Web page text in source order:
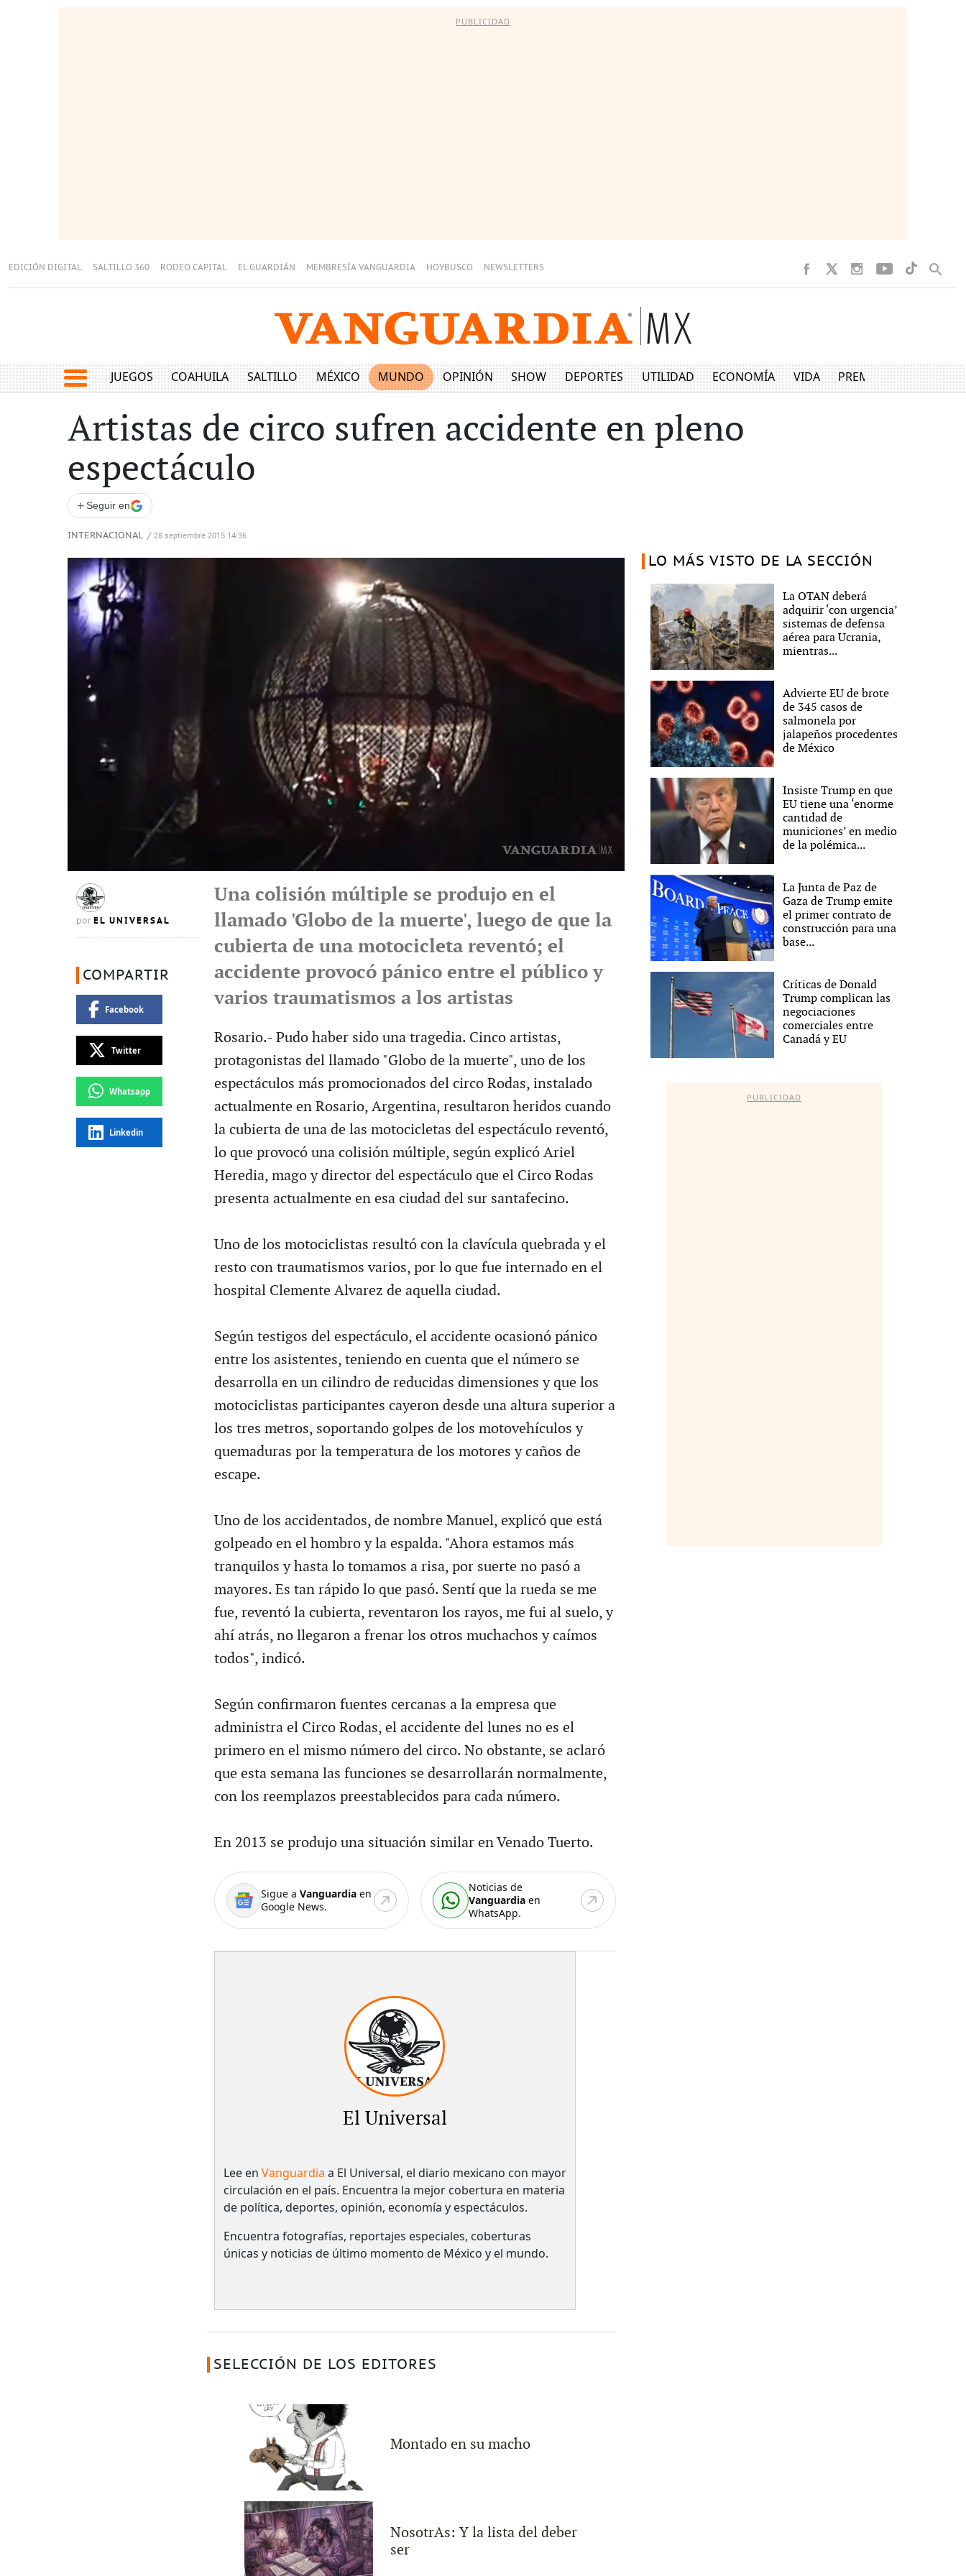
PUBLICIDAD
EDICIÓN DIGITAL SALTILLO 360 RODEO CAPITAL EL GUARDIÁN MEMBRESÍA VANGUARDIA HOYBUSCO NEWSLETTERS
JUEGOS COAHUILA SALTILLO MÉXICO MUNDO OPINIÓN SHOW DEPORTES UTILIDAD ECONOMÍA VIDA PREMIUM
Artistas de circo sufren accidente en pleno
espectáculo
+ Seguir en
INTERNACIONAL / 28 septiembre 2015 14:36
por EL UNIVERSAL
COMPARTIR
Facebook
Twitter
Whatsapp
Linkedin
Una colisión múltiple se produjo en el
llamado 'Globo de la muerte', luego de que la
cubierta de una motocicleta reventó; el
accidente provocó pánico entre el público y
varios traumatismos a los artistas
Rosario.- Pudo haber sido una tragedia. Cinco artistas,
protagonistas del llamado "Globo de la muerte", uno de los
espectáculos más promocionados del circo Rodas, instalado
actualmente en Rosario, Argentina, resultaron heridos cuando
la cubierta de una de las motocicletas del espectáculo reventó,
lo que provocó una colisión múltiple, según explicó Ariel
Heredia, mago y director del espectáculo que el Circo Rodas
presenta actualmente en esa ciudad del sur santafecino.
Uno de los motociclistas resultó con la clavícula quebrada y el
resto con traumatismos varios, por lo que fue internado en el
hospital Clemente Alvarez de aquella ciudad.
Según testigos del espectáculo, el accidente ocasionó pánico
entre los asistentes, teniendo en cuenta que el número se
desarrolla en un cilindro de reducidas dimensiones y que los
motociclistas participantes cayeron desde una altura superior a
los tres metros, soportando golpes de los motovehículos y
quemaduras por la temperatura de los motores y caños de
escape.
Uno de los accidentados, de nombre Manuel, explicó que está
golpeado en el hombro y la espalda. "Ahora estamos más
tranquilos y hasta lo tomamos a risa, por suerte no pasó a
mayores. Es tan rápido lo que pasó. Sentí que la rueda se me
fue, reventó la cubierta, reventaron los rayos, me fui al suelo, y
ahí atrás, no llegaron a frenar los otros muchachos y caímos
todos", indicó.
Según confirmaron fuentes cercanas a la empresa que
administra el Circo Rodas, el accidente del lunes no es el
primero en el mismo número del circo. No obstante, se aclaró
que esta semana las funciones se desarrollarán normalmente,
con los reemplazos preestablecidos para cada número.
En 2013 se produjo una situación similar en Venado Tuerto.
Sigue a Vanguardiaen
Google News.
Noticias de
Vanguardia en
WhatsApp.
El Universal
Lee en Vanguardia a El Universal, el diario mexicano con mayor
circulación en el país.​ Encuentra la mejor cobertura en materia
de política, deportes, opinión, economía y espectáculos.
Encuentra fotografías, reportajes especiales, coberturas
únicas y noticias de último momento de México y el mundo.
SELECCIÓN DE LOS EDITORES
Montado en su macho
NosotrAs: Y la lista del deber
ser
LO MÁS VISTO DE LA SECCIÓN
La OTAN deberá
adquirir ‘con urgencia’
sistemas de defensa
aérea para Ucrania,
mientras...
Advierte EU de brote
de 345 casos de
salmonela por
jalapeños procedentes
de México
Insiste Trump en que
EU tiene una ‘enorme
cantidad de
municiones’ en medio
de la polémica...
La Junta de Paz de
Gaza de Trump emite
el primer contrato de
construcción para una
base...
Críticas de Donald
Trump complican las
negociaciones
comerciales entre
Canadá y EU
PUBLICIDAD